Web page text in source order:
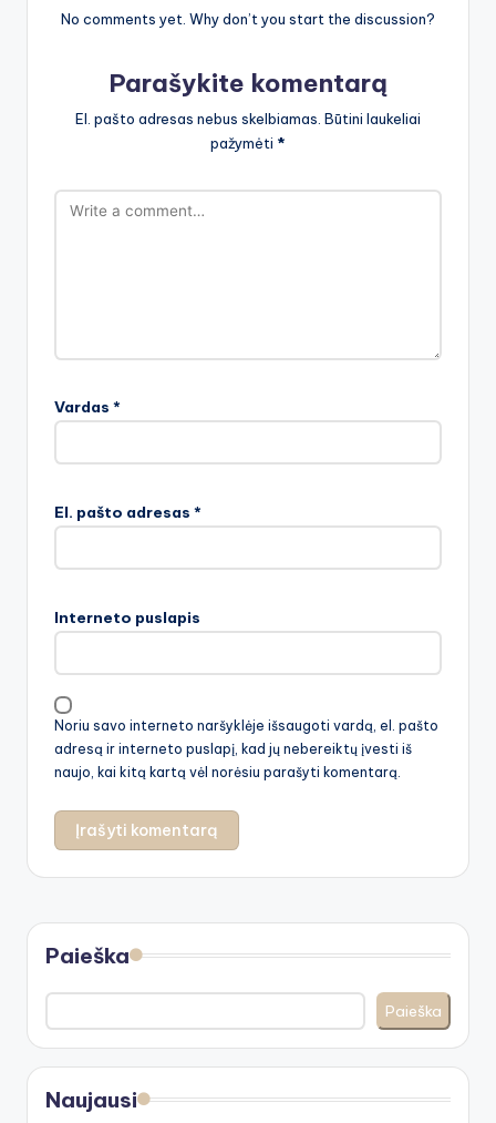
No comments yet. Why don’t you start the discussion?
Parašykite komentarą
El. pašto adresas nebus skelbiamas. Būtini laukeliai
pažymėti *
Vardas *
El. pašto adresas *
Interneto puslapis
Noriu savo interneto naršyklėje išsaugoti vardą, el. pašto
adresą ir interneto puslapį, kad jų nebereiktų įvesti iš
naujo, kai kitą kartą vėl norėsiu parašyti komentarą.
Paieška
Paieška
Naujausi